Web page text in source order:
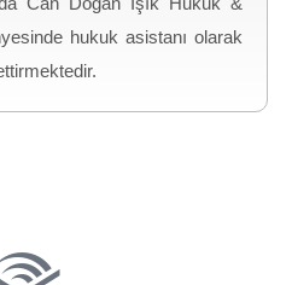
hukuk asistanı olarak